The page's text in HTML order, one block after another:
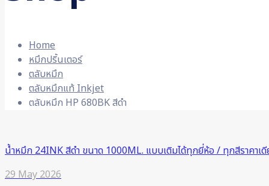
Home
หมึกปริ้นเตอร์
ตลับหมึก
ตลับหมึกแท้ Inkjet
ตลับหมึก HP 680BK สีดำ
น้ำหมึก 24INK สีดำ ขนาด 1000ML. แบบเติมได้ทุกยี่ห้อ / ทุกสีราคาเ
29 May 2026